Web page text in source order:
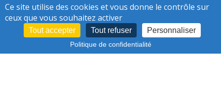
Actualités
Jobs
Presse
Contact
Ce site utilise des cookies et vous donne le contrôle sur
ceux que vous souhaitez activer
Tout accepter Tout refuser Personnaliser
Politique de confidentialité